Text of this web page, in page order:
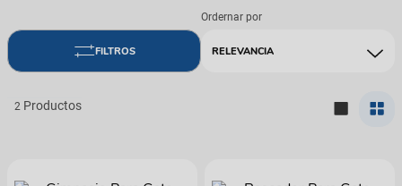
RELEVANCIA
2